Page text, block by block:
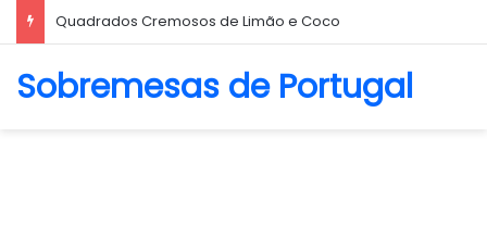
Quadrados Cremosos de Limão e Coco
Sobremesas de Portugal